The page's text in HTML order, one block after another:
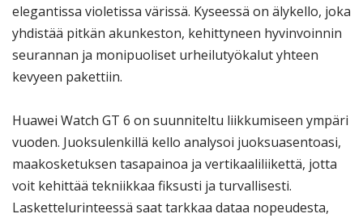
elegantissa violetissa värissä. Kyseessä on älykello, joka
yhdistää pitkän akunkeston, kehittyneen hyvinvoinnin
seurannan ja monipuoliset urheilutyökalut yhteen
kevyeen pakettiin.
Huawei Watch GT 6 on suunniteltu liikkumiseen ympäri
vuoden. Juoksulenkillä kello analysoi juoksuasentoasi,
maakosketuksen tasapainoa ja vertikaaliliikettä, jotta
voit kehittää tekniikkaa fiksusti ja turvallisesti.
Laskettelurinteessä saat tarkkaa dataa nopeudesta,